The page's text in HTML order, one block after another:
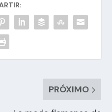
PRÓXIMO